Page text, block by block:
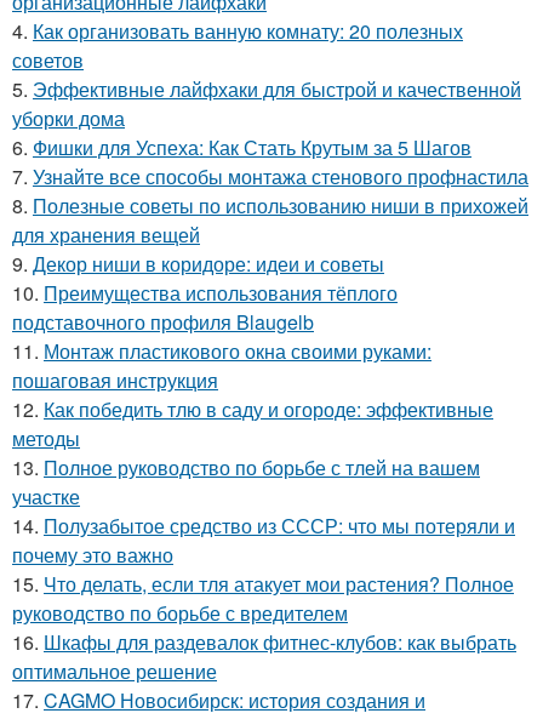
4. Как организовать ванную комнату: 20 полезных
советов
5. Эффективные лайфхаки для быстрой и качественной
уборки дома
6. Фишки для Успеха: Как Стать Крутым за 5 Шагов
7. Узнайте все способы монтажа стенового профнастила
8. Полезные советы по использованию ниши в прихожей
для хранения вещей
9. Декор ниши в коридоре: идеи и советы
10. Преимущества использования тёплого
подставочного профиля Blaugelb
11. Монтаж пластикового окна своими руками:
пошаговая инструкция
12. Как победить тлю в саду и огороде: эффективные
методы
13. Полное руководство по борьбе с тлей на вашем
участке
14. Полузабытое средство из СССР: что мы потеряли и
почему это важно
15. Что делать, если тля атакует мои растения? Полное
руководство по борьбе с вредителем
16. Шкафы для раздевалок фитнес-клубов: как выбрать
оптимальное решение
17. CAGMO Новосибирск: история создания и